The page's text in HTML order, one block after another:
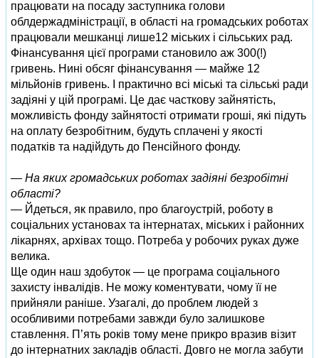
працювати на посаду заступника голови
облдержадміністрації, в області на громадських роботах
працювали мешканці лише12 міських і сільських рад.
Фінансування цієї програми становило аж 300(!)
гривень. Нині обсяг фінансування — майже 12
мільйонів гривень. І практично всі міські та сільські ради
задіяні у цій програмі. Це дає часткову зайнятість,
можливість фонду зайнятості отримати гроші, які підуть
на оплату безробітним, будуть сплачені у якості
податків та надійдуть до Пенсійного фонду.
— На яких громадських роботах задіяні безробітні
області?
— Йдеться, як правило, про благоустрій, роботу в
соціальних установах та інтернатах, міських і районних
лікарнях, архівах тощо. Потреба у робочих руках дуже
велика.
Ще один наш здобуток — це програма соціального
захисту інвалідів. Не можу коментувати, чому її не
прийняли раніше. Узагалі, до проблем людей з
особливими потребами завжди було залишкове
ставлення. П’ять років тому мене прикро вразив візит
до інтернатних закладів області. Довго не могла забути